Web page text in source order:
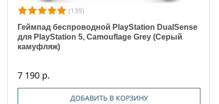
(139)
Геймпад беспроводной PlayStation DualSense
для PlayStation 5, Camouflage Grey (Серый
камуфляж)
7 190 р.
ДОБАВИТЬ В КОРЗИНУ